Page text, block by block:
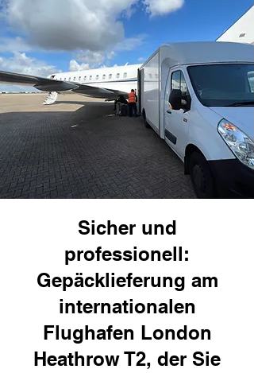
Sicher und
professionell:
Gepäcklieferung am
internationalen
Flughafen London
Heathrow T2, der Sie